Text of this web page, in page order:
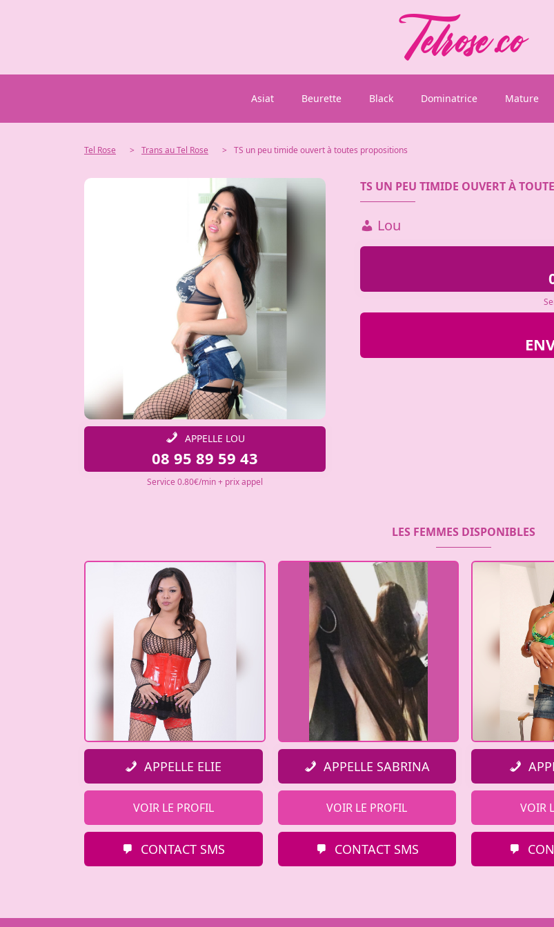
Asiat Beurette Black Dominatrice Mature
Tel Rose > Trans au Tel Rose > TS un peu timide ouvert à toutes propositions
APPELLE LOU
08 95 89 59 43
Service 0.80€/min + prix appel
TS UN PEU TIMIDE OUVERT À
Lou
LES FEMMES DISPONIBLES
APPELLE ELIE
VOIR LE PROFIL
CONTACT SMS
APPELLE SABRINA
VOIR LE PROFIL
CONTACT SMS
VOIR